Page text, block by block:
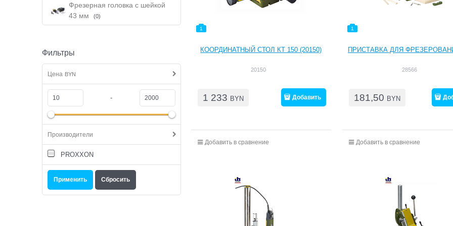
Фрезерная головка с шейкой
43 мм
(0)
Фильтры
Цена BYN
-
Производители
PROXXON
1
КООРДИНАТНЫЙ СТОЛ КТ 150 (20150)
20150
1 233 BYN Добавить
Добавить в сравнение
1
ПРИСТАВКА ДЛЯ
28566
181,50 BYN
Добавить в сравнение